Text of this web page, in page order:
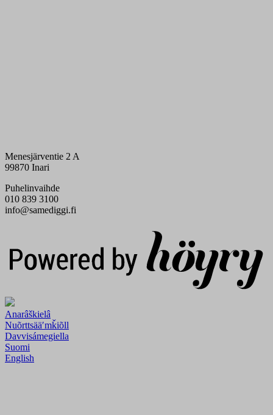
Menesjärventie 2 A
99870 Inari
Puhelinvaihde
010 839 3100
info@samediggi.fi
Anarâškielâ
Nuõrttsääʹmǩiõll
Davvisámegiella
Suomi
English